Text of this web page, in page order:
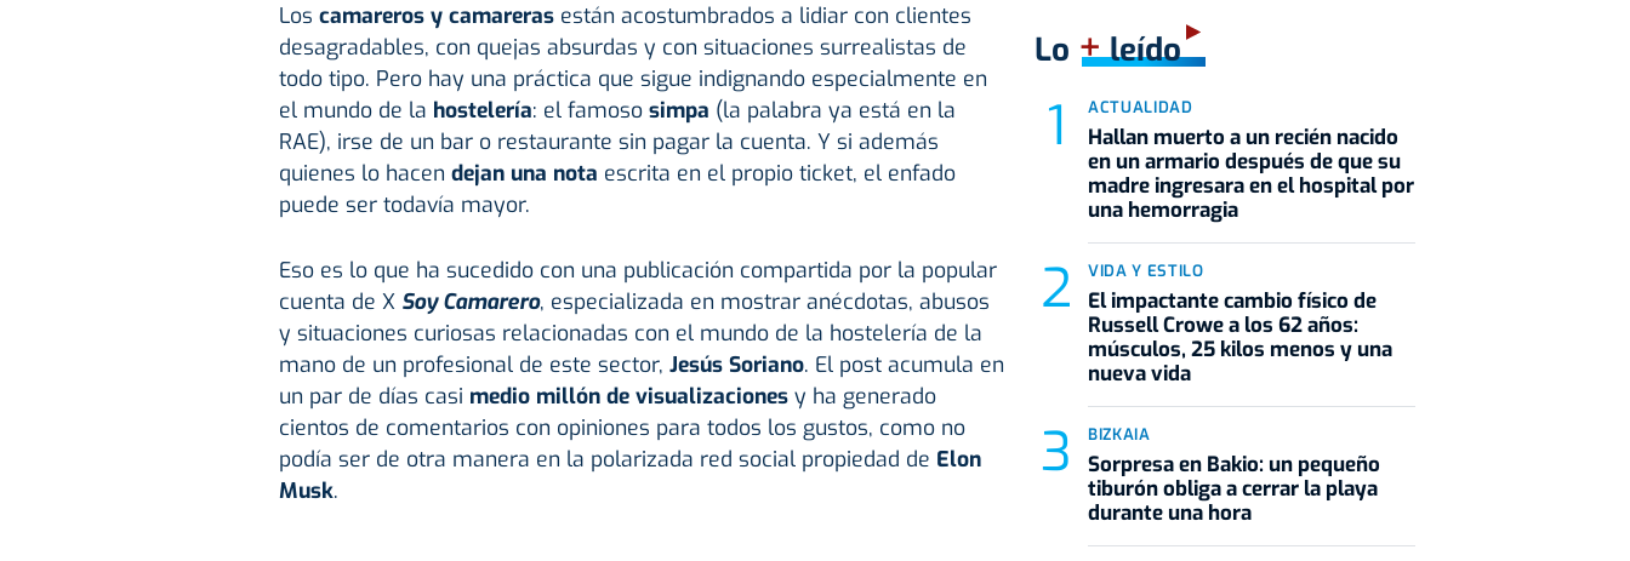
Los camareros y camarerasestán acostumbrados a lidiar con clientes
desagradables, con quejas absurdas y con situaciones surrealistas de
todo tipo. Pero hay una práctica que sigue indignando especialmente en
el mundo de la hostelería: el famoso simpa (la palabra ya está en la
RAE), irse de un bar o restaurante sin pagar la cuenta. Y si además
quienes lo hacen dejan una nota escrita en el propio ticket, el enfado
puede ser todavía mayor.
Eso es lo que ha sucedido con una publicación compartida por la popular
cuenta de X Soy Camarero, especializada en mostrar anécdotas, abusos
y situaciones curiosas relacionadas con el mundo de la hostelería de la
mano de un profesional de este sector, Jesús Soriano. El post acumula en
un par de días casi medio millón de visualizacionesy ha generado
cientos de comentarios con opiniones para todos los gustos, como no
podía ser de otra manera en la polarizada red social propiedad de Elon
Musk.
Lo +leído
ACTUALIDAD
Hallan muerto a un recién nacido
en un armario después de que su
madre ingresara en el hospital por
una hemorragia
VIDA Y ESTILO
El impactante cambio físico de
Russell Crowe a los 62 años:
músculos, 25 kilos menos y una
nueva vida
BIZKAIA
Sorpresa en Bakio: un pequeño
tiburón obliga a cerrar la playa
durante una hora